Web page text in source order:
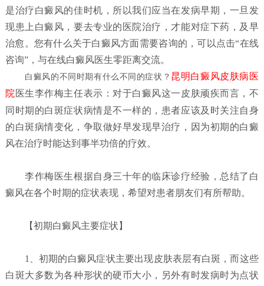
是治疗白癜风的佳时机，所以我们应当在发病早期，一旦发
现患上白癜风，要去专业的医院治疗，才能对症下药，及早
治愈。您有什么关于白癜风方面需要咨询的，可以点击“在线
咨询”，与在线白癜风医生零距离交流。
白癜风的不同时期有什么不同的症状？ 昆明白癜风皮肤病医
院 医生李作梅主任表示：对于白癜风这一皮肤顽疾而言，不
同时期的白斑症状病情是不一样的，患者应该及时关注自身
的白斑病情变化，争取做好早发现早治疗，因为初期的白癜
风在治疗时能达到事半功倍的疗效。
李作梅医生根据自身三十年的临床诊疗经验，总结了白
癜风在各个时期的症状表现，希望对患者朋友们有所帮助。
【初期白癜风主要症状】
1、初期的白癜风症状主要出现皮肤表层有白斑，而这些
白斑大多数为各种形状的硬币大小，另外有时发病时为点状